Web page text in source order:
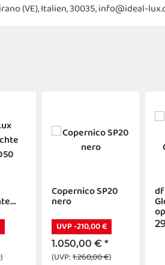
(VE), Italien, 30035, info@ideal-
)
Copernico SP20
nero
UVP -210,00 €
1.050,00 € *
(UVP:1.260,00 €)